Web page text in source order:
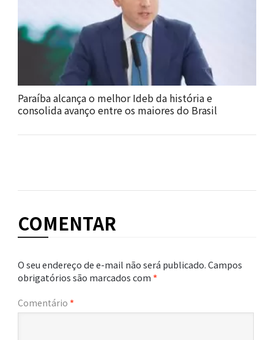
Paraíba alcança o melhor Ideb da história e
consolida avanço entre os maiores do Brasil
COMENTAR
O seu endereço de e-mail não será publicado.Campos
obrigatórios são marcados com*
Comentário *